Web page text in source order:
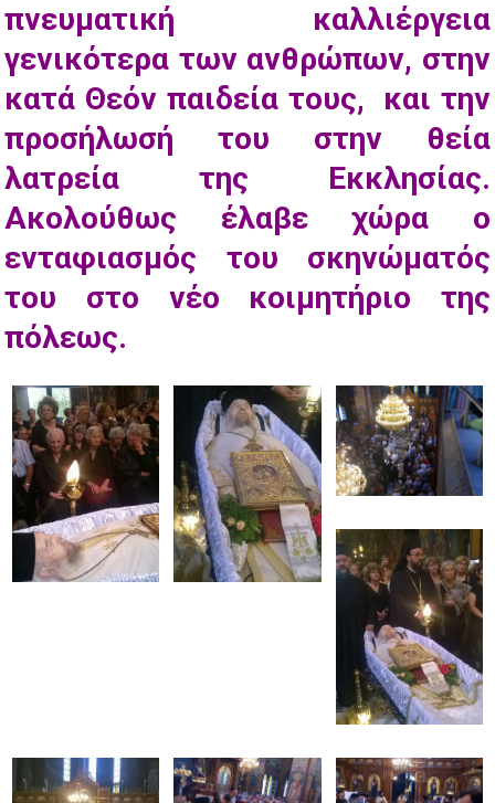
πνευματική καλλιέργεια
γενικότερα των ανθρώπων, στην
κατά Θεόν παιδεία τους, και την
προσήλωσή του στην θεία
λατρεία της Εκκλησίας.
Ακολούθως έλαβε χώρα ο
ενταφιασμός του σκηνώματός
του στο νέο κοιμητήριο της
πόλεως.